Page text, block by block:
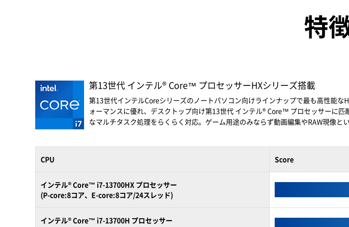
特
第13世代 インテル® Core™ プロセッサーHXシリーズ搭載
第13世代インテルCoreシリーズのノートパソコン向けラインナップで最も高性能
ォーマンスに優れ、デスクトップ向け第13世代 インテル® Core™ プロセッサーに
なマルチタスク処理をらくらく対応。ゲーム用途のみならず動画編集やRAW現像と
CPU Score
インテル® Core™ i7-13700HX プロセッサー
(P-core:8コア、E-core:8コア/24スレッド)
インテル® Core™ i7-13700H プロセッサー